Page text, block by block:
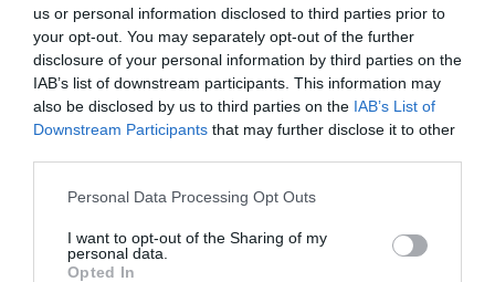
us or personal information disclosed to third parties prior to
your opt-out. You may separately opt-out of the further
disclosure of your personal information by third parties on the
IAB’s list of downstream participants. This information may
also be disclosed by us to third parties on the IAB’s List of
Downstream Participants that may further disclose it to other
Please note that this website/app uses one or more Google
not limited to your visit or usage behaviour. You may click to
grant or deny consent to Google and its third-party tags to
Personal Data Processing Opt Outs
I want to opt-out of the Sharing of my
personal data.
Opted In
Nokat 5: Društvena energijaPozitivna energija, harizma i
otvorenost prema ljudima prepoznaju se u onima koji lako
inspirativnog i vedrog okruženja.
Nokat 6: Nezavisnost u razmišljanjuAutentičnost i samostalno